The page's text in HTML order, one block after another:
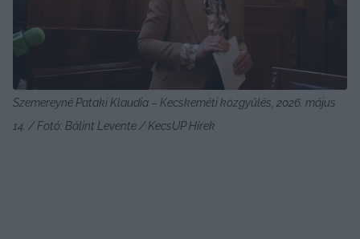
Szemereyné Pataki Klaudia – Kecskeméti közgyűlés, 2026. május
14. / Fotó: Bálint Levente / KecsUP Hírek